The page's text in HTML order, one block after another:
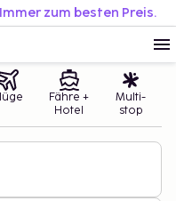
zum besten Preis.
Fähre +
Hotel
Multi-
stop